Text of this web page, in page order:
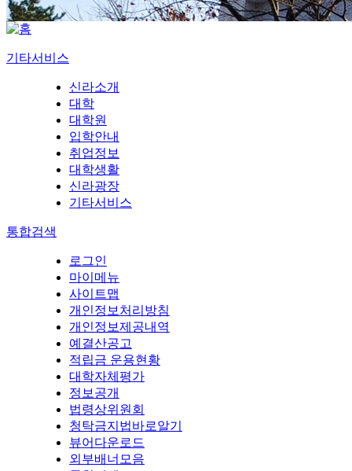
기타서비스
신라소개
대학
대학원
입학안내
취업정보
대학생활
신라광장
기타서비스
통합검색
로그인
마이메뉴
사이트맵
개인정보처리방침
개인정보제공내역
예결산공고
적립금 운용현황
대학자체평가
정보공개
법령상위원회
청탁금지법바로알기
뷰어다운로드
외부배너모음